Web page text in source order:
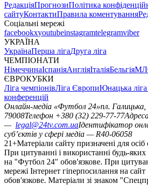
РедакціяПрогнозиПолітика
сайтуКонтактиПравила коментування
Соціальні мережі
facebookxyoutubeinstagramtelegramviber
УКРАЇНА
УкраїнаПерша лігаДруга ліга
ЧЕМПІОНАТИ
НімеччинаІспаніяАнгліяІталіяБельгія
ЄВРОКУБКИ
Ліга чемпіонівЛіга ЄвропиЮнацька
конференцій
Онлайн-медіа «Футбол 24»пл.
79008Телефон +380 (32) 229-77-77
— legal@24tv.com.uaІдентифікатор
суб’єктів у сфері медіа — R40-06058
21+Матеріали сайту призначені для
При цитуванні і використанні будь-яких
на "Футбол 24" обов'язкове. При
мережі Інтернет гіперпосилання на сайт
обов'язкове. Матеріали зі знаком